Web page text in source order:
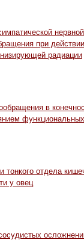
при
радиации
в
тонкого отдела
у овец